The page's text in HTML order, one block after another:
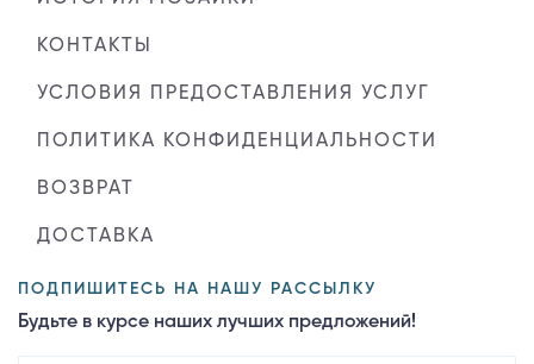
КОНТАКТЫ
УСЛОВИЯ ПРЕДОСТАВЛЕНИЯ УСЛУГ
ПОЛИТИКА КОНФИДЕНЦИАЛЬНОСТИ
ВОЗВРАТ
ДОСТАВКА
ПОДПИШИТЕСЬ НА НАШУ РАССЫЛКУ
Будьте в курсе наших лучших предложений!